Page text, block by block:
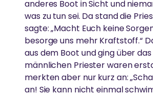
anderes Boot in Sicht und
was zu tun sei. Da stand die
sagte: „Macht Euch keine
besorge uns mehr Kraftstoff.“
aus dem Boot und ging über das
männlichen Priester waren
merkten aber nur kurz an:
an! Sie kann nicht einmal